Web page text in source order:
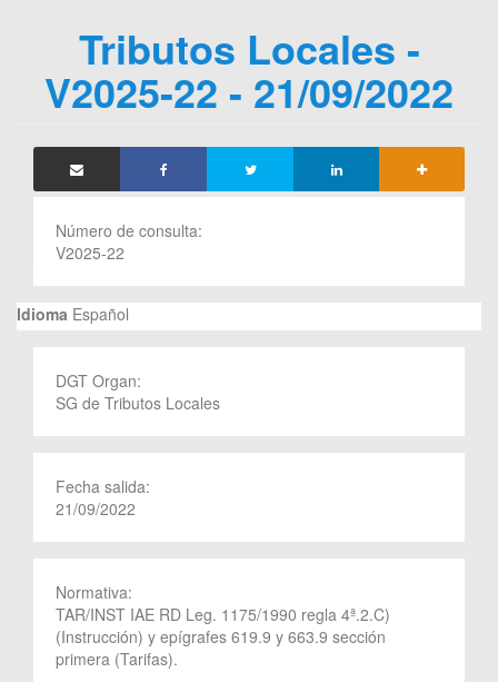
Tributos Locales -
V2025-22 - 21/09/2022
Número de consulta:
V2025-22
Idioma Español
DGT Organ:
SG de Tributos Locales
Fecha salida:
21/09/2022
Normativa:
TAR/INST IAE RD Leg. 1175/1990 regla 4ª.2.C)
(Instrucción) y epígrafes 619.9 y 663.9 sección
primera (Tarifas).